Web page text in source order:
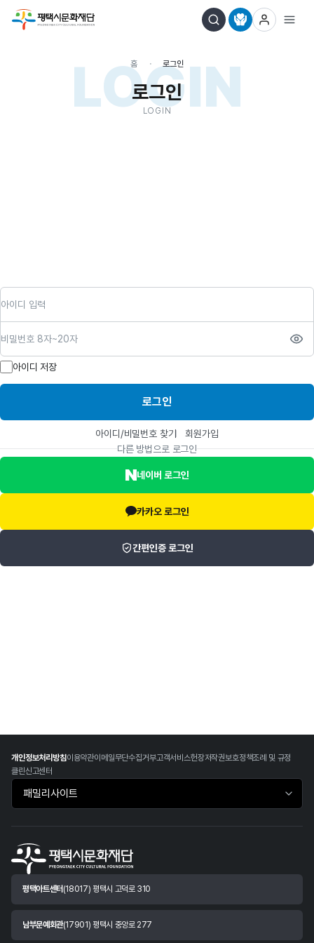
LOGIN
홈 로그인
로그인
LOGIN
아이디 저장
로그인
아이디/비밀번호 찾기
회원가입
다른 방법으로 로그인
네이버 로그인
카카오 로그인
간편인증 로그인
개인정보처리방침이용약관이메일무단수집거부고객서비스헌장저작권보호정책조례 및 규정
클린신고센터
패밀리사이트 바로가기
평택아트센터 (18017) 평택시 고덕로 310
남부문예회관(17901) 평택시 중앙로 277